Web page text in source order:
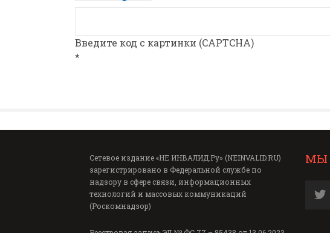
Введите код с картинки (CAPTCHA)
*
Сетевое издание «НЕ ИНВАЛИД.Ру» (NEINVALID.RU)
зарегистрировано в Федеральной службе по
надзору в сфере связи, информационных
технологий и массовых коммуникаций
(Роскомнадзор)
МЫ